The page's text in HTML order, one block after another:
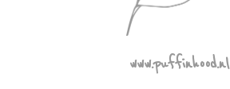
www.puffinhood.nl